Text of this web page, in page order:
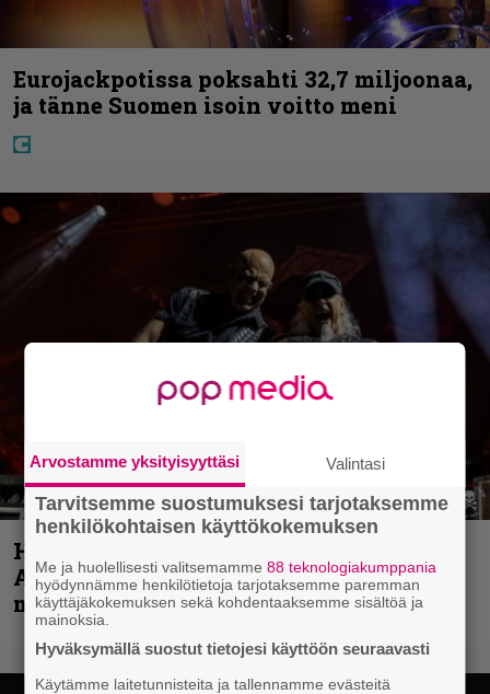
Eurojackpotissa poksahti 32,7 miljoonaa,
ja tänne Suomen isoin voitto meni
Hellsinki Metal Festival kuvina, osa 1 –
Accept, Carcass, Black Label Society ja
muita avauspäivän esiintyjiä
Arvostamme yksityisyyttäsi Valintasi
Tarvitsemme suostumuksesi tarjotaksemme
henkilökohtaisen käyttökokemuksen
Me ja huolellisesti valitsemamme88 teknologiakumppania
hyödynnämme henkilötietoja tarjotaksemme paremman
käyttäjäkokemuksen sekä kohdentaaksemme sisältöä ja
mainoksia.
Hyväksymällä suostut tietojesi käyttöön seuraavasti
Käytämme laitetunnisteita ja tallennamme evästeitä